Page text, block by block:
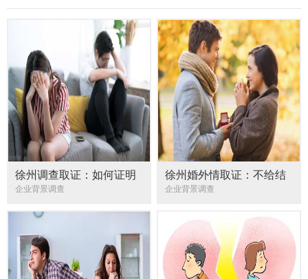
徐州调查取证：如何证明
父母出资买房
企业背景调查
徐州婚外情取证：不给结
婚登记的情况有哪些
企业背景调查